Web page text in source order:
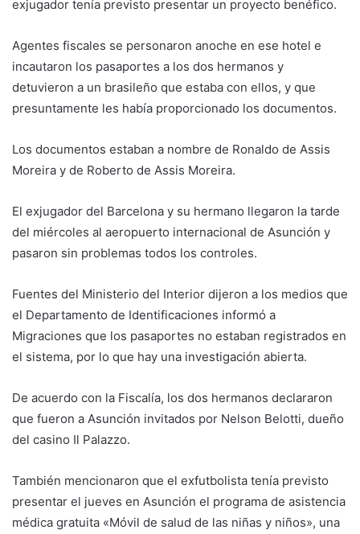
exjugador tenía previsto presentar un proyecto benéfico.
Agentes fiscales se personaron anoche en ese hotel e
incautaron los pasaportes a los dos hermanos y
detuvieron a un brasileño que estaba con ellos, y que
presuntamente les había proporcionado los documentos.
Los documentos estaban a nombre de Ronaldo de Assis
Moreira y de Roberto de Assis Moreira.
El exjugador del Barcelona y su hermano llegaron la tarde
del miércoles al aeropuerto internacional de Asunción y
pasaron sin problemas todos los controles.
Fuentes del Ministerio del Interior dijeron a los medios que
el Departamento de Identificaciones informó a
Migraciones que los pasaportes no estaban registrados en
el sistema, por lo que hay una investigación abierta.
De acuerdo con la Fiscalía, los dos hermanos declararon
que fueron a Asunción invitados por Nelson Belotti, dueño
del casino Il Palazzo.
También mencionaron que el exfutbolista tenía previsto
presentar el jueves en Asunción el programa de asistencia
médica gratuita «Móvil de salud de las niñas y niños», una